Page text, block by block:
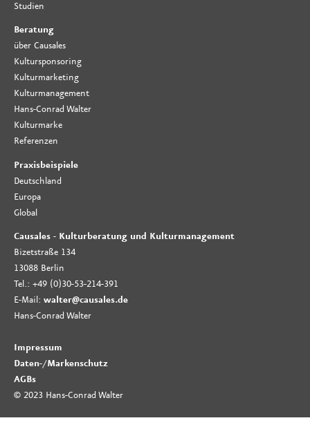
Studien
Beratung
über Causales
Kultursponsoring
Kulturmarketing
Kulturmanagement
Hans-Conrad Walter
Kulturmarke
Referenzen
Praxisbeispiele
Deutschland
Europa
Global
Causales - Kulturberatung und Kulturmanagement
Bizetstraße 134
13088 Berlin
Tel.: +49 (0)30-53-214-391
E-Mail: walter@causales.de
Hans-Conrad Walter
Impressum
Daten-/Markenschutz
AGBs
© 2023 Hans-Conrad Walter